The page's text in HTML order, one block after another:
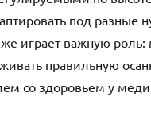
под разные
играет важную
правильную
со здоровьем у